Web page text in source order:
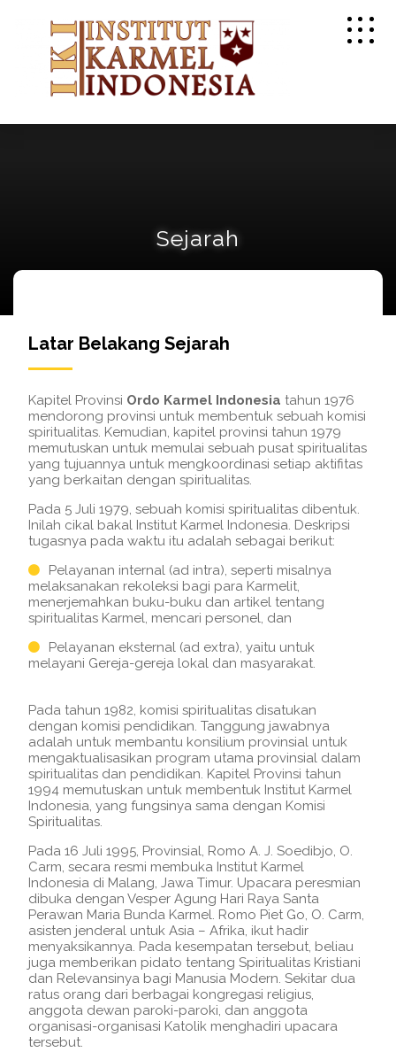
Sejarah
Latar Belakang Sejarah
Kapitel Provinsi Ordo Karmel Indonesia tahun 1976
mendorong provinsi untuk membentuk sebuah komisi
spiritualitas. Kemudian, kapitel provinsi tahun 1979
memutuskan untuk memulai sebuah pusat spiritualitas
yang tujuannya untuk mengkoordinasi setiap aktifitas
yang berkaitan dengan spiritualitas.
Pada 5 Juli 1979, sebuah komisi spiritualitas dibentuk.
Inilah cikal bakal Institut Karmel Indonesia. Deskripsi
tugasnya pada waktu itu adalah sebagai berikut:
Pelayanan internal (ad intra), seperti misalnya
melaksanakan rekoleksi bagi para Karmelit,
menerjemahkan buku-buku dan artikel tentang
spiritualitas Karmel, mencari personel, dan
Pelayanan eksternal (ad extra), yaitu untuk
melayani Gereja-gereja lokal dan masyarakat.
Pada tahun 1982, komisi spiritualitas disatukan
dengan komisi pendidikan. Tanggung jawabnya
adalah untuk membantu konsilium provinsial untuk
mengaktualisasikan program utama provinsial dalam
spiritualitas dan pendidikan. Kapitel Provinsi tahun
1994 memutuskan untuk membentuk Institut Karmel
Indonesia, yang fungsinya sama dengan Komisi
Spiritualitas.
Pada 16 Juli 1995, Provinsial, Romo A. J. Soedibjo, O.
Carm, secara resmi membuka Institut Karmel
Indonesia di Malang, Jawa Timur. Upacara peresmian
dibuka dengan Vesper Agung Hari Raya Santa
Perawan Maria Bunda Karmel. Romo Piet Go, O. Carm,
asisten jenderal untuk Asia – Afrika, ikut hadir
menyaksikannya. Pada kesempatan tersebut, beliau
juga memberikan pidato tentang Spiritualitas Kristiani
dan Relevansinya bagi Manusia Modern. Sekitar dua
ratus orang dari berbagai kongregasi religius,
anggota dewan paroki-paroki, dan anggota
organisasi-organisasi Katolik menghadiri upacara
tersebut.